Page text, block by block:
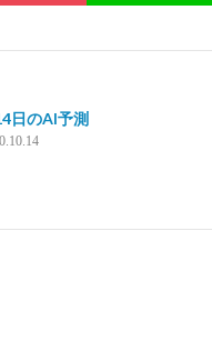
日のAI予測